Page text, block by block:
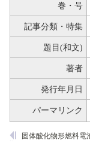
巻・号
記事分類・特集
題目(和文)
著者
発行年月日
パーマリンク